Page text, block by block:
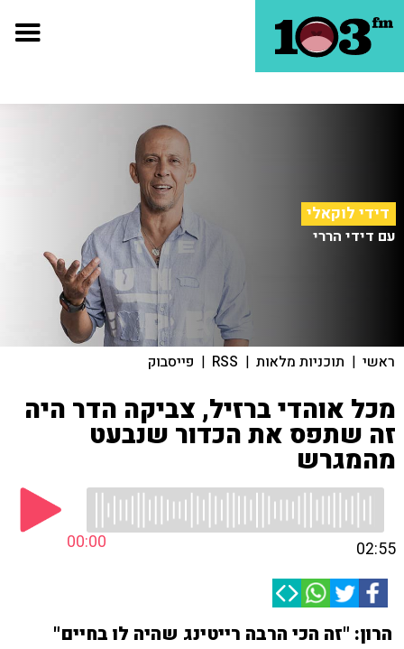
דידי לוקאלי
עם דידי הררי
ראשי | תוכניות מלאות |
RSS
| פייסבוק
מכל אוהדי ברזיל, צביקה הדר היה
זה שתפס את הכדור שנבעט
מהמגרש
00:00 02:55
הרון: "זה הכי הרבה רייטינג שהיה לו בחיים"